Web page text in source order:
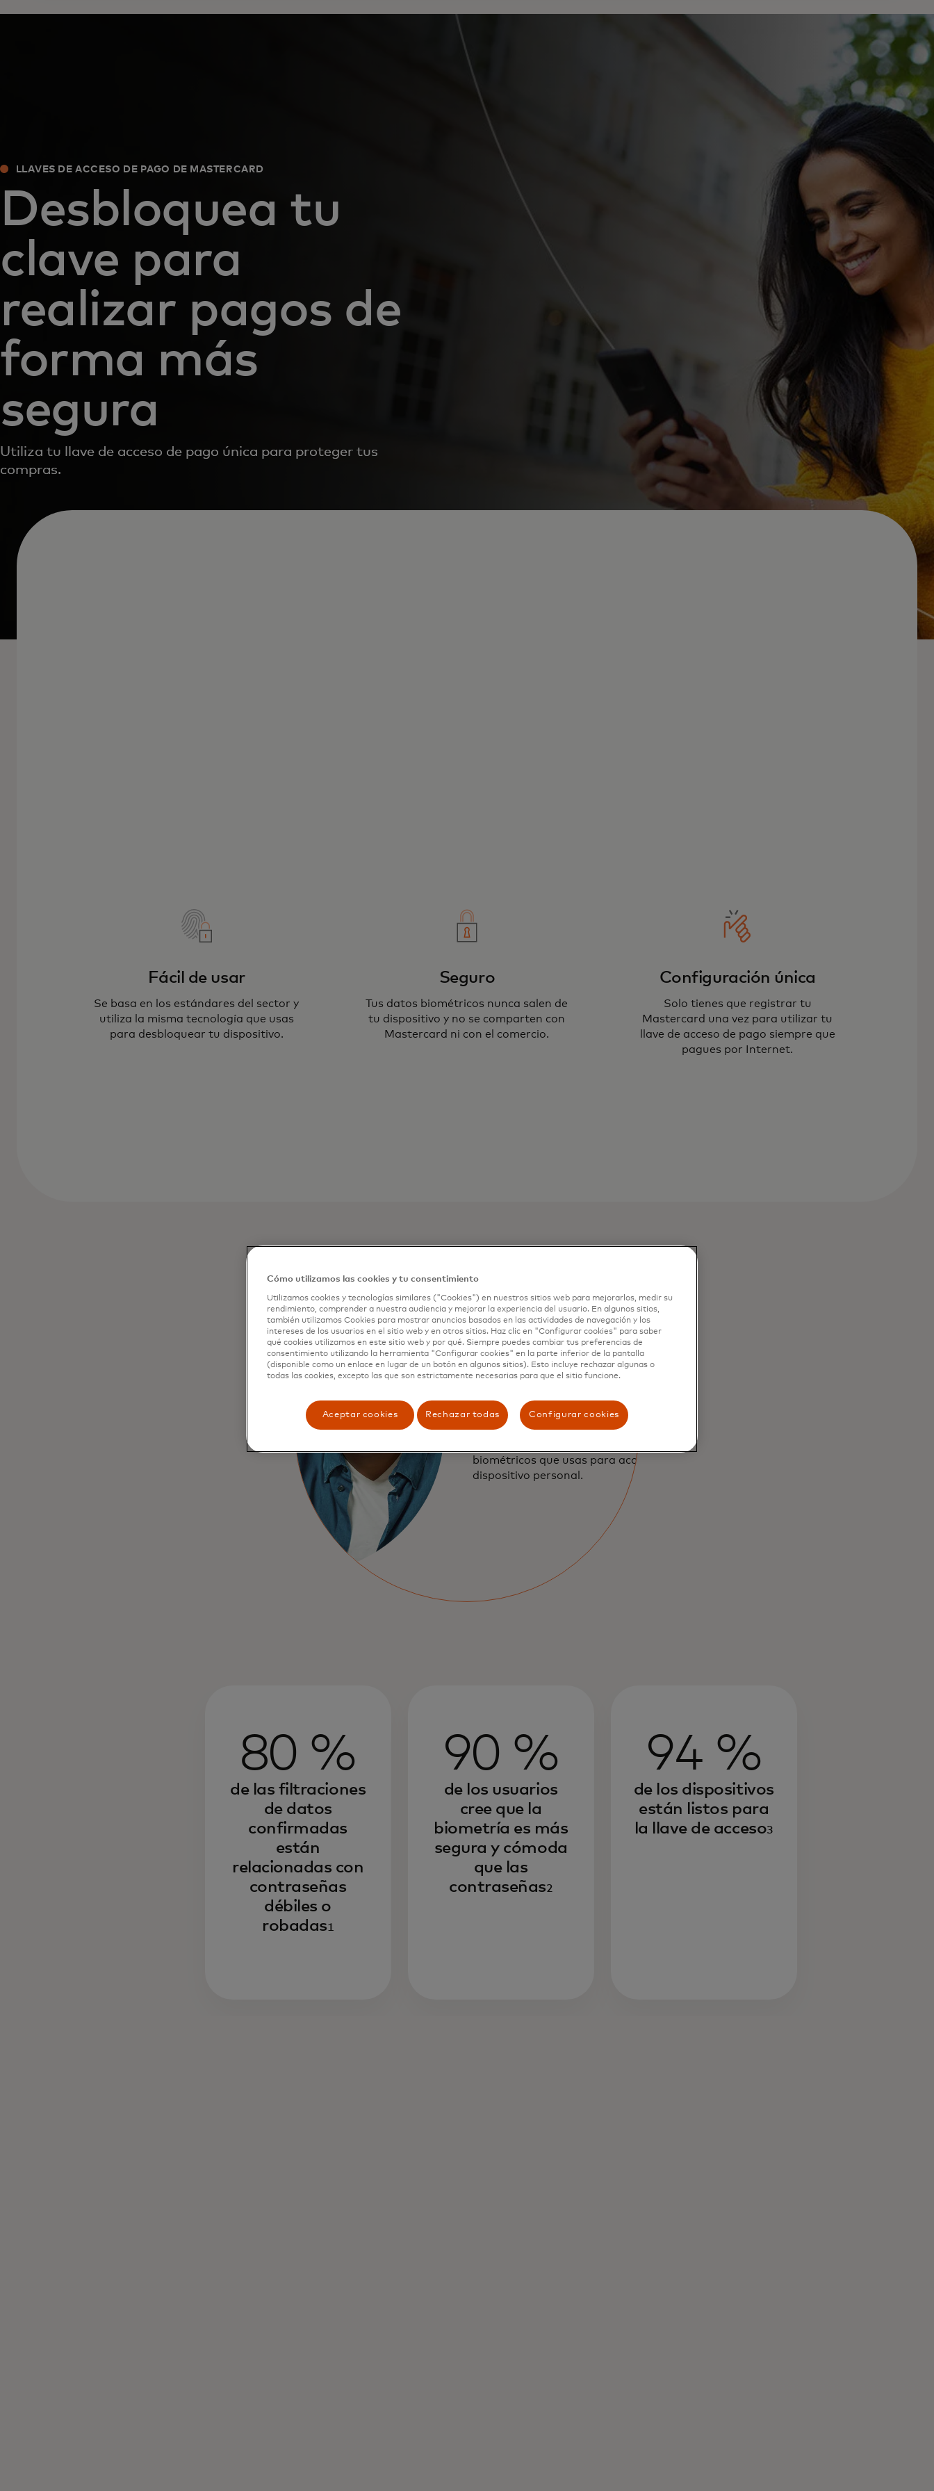
LLAVES DE ACCESO DE PAGO DE MASTERCARD
Desbloquea tu
clave para
realizar pagos de
forma más
segura
Utiliza tu llave de acceso de pago única para proteger tus
compras.
Fácil de usar
Se basa en los estándares del sector y
utiliza la misma tecnología que usas
para desbloquear tu dispositivo.
Seguro
Tus datos biométricos nunca salen de
tu dispositivo y no se comparten con
Mastercard ni con el comercio.
Configuración única
Solo tienes que registrar tu
Mastercard una vez para utilizar tu
llave de acceso de pago siempre que
pagues por Internet.
Seguridad exclusiva
para ti
Las llaves de acceso no se pueden adivinar
ni robar fácilmente, ya que utilizan los datos
biométricos que usas para acceder a tu
dispositivo personal.
80 %
de las filtraciones
de datos
confirmadas
están
relacionadas con
contraseñas
débiles o
robadas1
90 %
de los usuarios
cree que la
biometría es más
segura y cómoda
que las
contraseñas2
94 %
de los dispositivos
están listos para
la llave de acceso3
Cómo utilizamos las cookies y tu consentimiento
Utilizamos cookies y tecnologías similares ("Cookies") en nuestros sitios web para mejorarlos, medir su
rendimiento, comprender a nuestra audiencia y mejorar la experiencia del usuario. En algunos sitios,
también utilizamos Cookies para mostrar anuncios basados en las actividades de navegación y los
intereses de los usuarios en el sitio web y en otros sitios. Haz clic en "Configurar cookies" para saber
qué cookies utilizamos en este sitio web y por qué. Siempre puedes cambiar tus preferencias de
consentimiento utilizando la herramienta "Configurar cookies" en la parte inferior de la pantalla
(disponible como un enlace en lugar de un botón en algunos sitios). Esto incluye rechazar algunas o
todas las cookies, excepto las que son estrictamente necesarias para que el sitio funcione.
Aceptar cookies Rechazar todas Configurar cookies